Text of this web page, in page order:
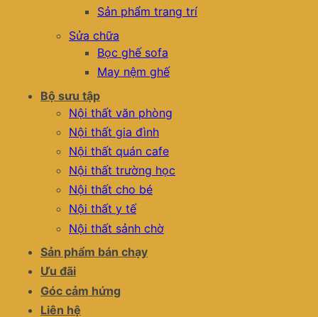
Sản phẩm trang trí
Sửa chữa
Bọc ghế sofa
May nệm ghế
Bộ sưu tập
Nội thất văn phòng
Nội thất gia đình
Nội thất quán cafe
Nội thất trường học
Nội thất cho bé
Nội thất y tế
Nội thất sảnh chờ
Sản phẩm bán chạy
Ưu đãi
Góc cảm hứng
Liên hệ